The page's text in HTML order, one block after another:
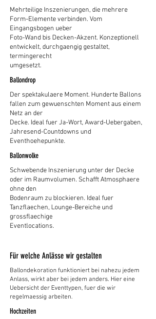
Mehrteilige Inszenierungen, die mehrere
Form-Elemente verbinden. Vom
Eingangsbogen ueber
Foto-Wand bis Decken-Akzent. Konzeptionell
entwickelt, durchgaengig gestaltet,
termingerecht
umgesetzt.
Ballondrop
Der spektakulaere Moment. Hunderte Ballons
fallen zum gewuenschten Moment aus einem
Netz an der
Decke. Ideal fuer Ja-Wort, Award-Uebergaben,
Jahresend-Countdowns und
Eventhoehepunkte.
Ballonwolke
Schwebende Inszenierung unter der Decke
oder im Raumvolumen. Schafft Atmosphaere
ohne den
Bodenraum zu blockieren. Ideal fuer
Tanzflaechen, Lounge-Bereiche und
grossflaechige
Eventlocations.
Für welche Anlässe wir gestalten
Ballondekoration funktioniert bei nahezu jedem
Anlass, wirkt aber bei jedem anders. Hier eine
Uebersicht der Eventtypen, fuer die wir
regelmaessig arbeiten.
Hochzeiten